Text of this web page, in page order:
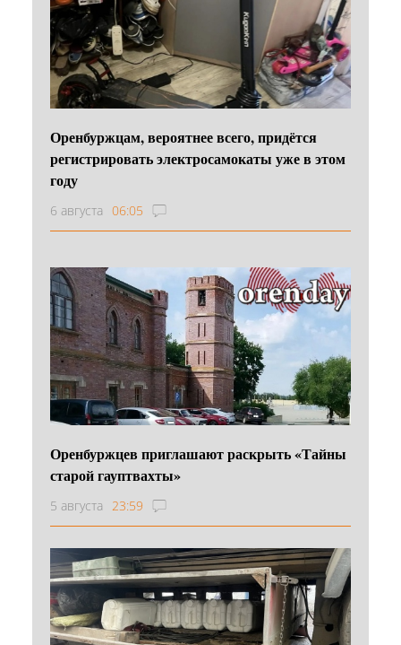
Оренбуржцам, вероятнее всего, придётся
регистрировать электросамокаты уже в этом
году
6 августа 06:05
Оренбуржцев приглашают раскрыть «Тайны
старой гауптвахты»
5 августа 23:59